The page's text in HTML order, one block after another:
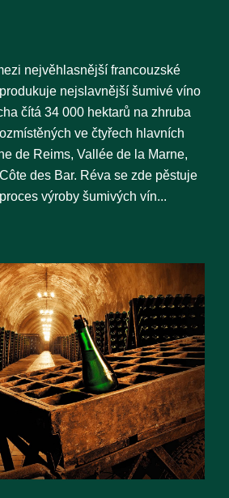
nejvěhlasnější francouzské
nejslavnější šumivé víno
čítá 34 000 hektarů na zhruba
ve čtyřech hlavních
de Reims, Vallée de la Marne,
des Bar. Réva se zde pěstuje
výroby šumivých vín...